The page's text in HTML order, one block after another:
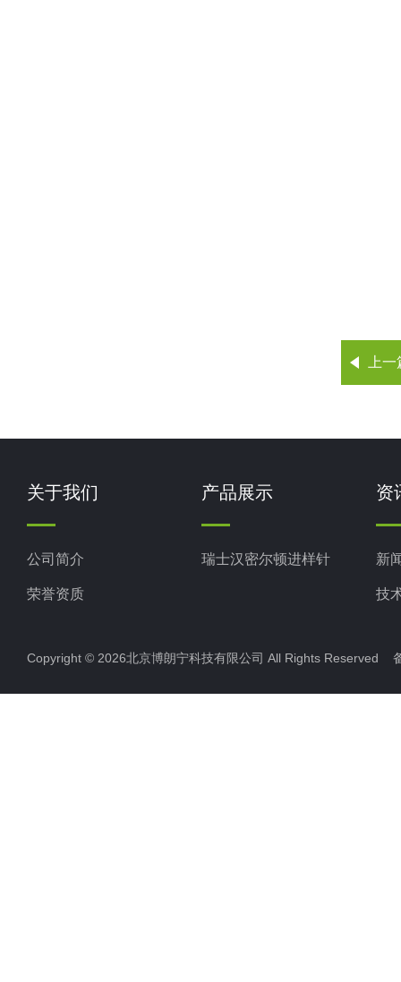
上
关于我们
公司简介
荣誉资质
产品展示
瑞士汉密尔顿进样针
资
新
技
Copyright © 2026北京博朗宁科技有限公司 All Rights Reserved